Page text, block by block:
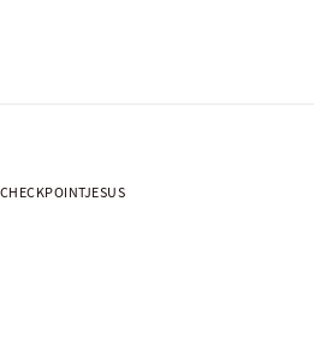
CHECKPOINTJESUS